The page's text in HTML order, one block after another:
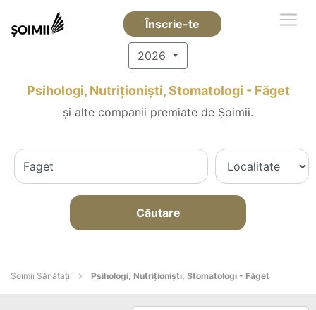
Înscrie-te
2026
Psihologi, Nutriționiști, Stomatologi - Făget
și alte companii premiate de Șoimii.
Căutare
Şoimii Sănătații Psihologi, Nutriționiști, Stomatologi - Făget